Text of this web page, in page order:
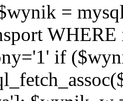
=
if